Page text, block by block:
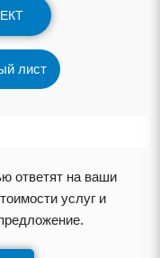
лист
ответят на ваши
услуг и